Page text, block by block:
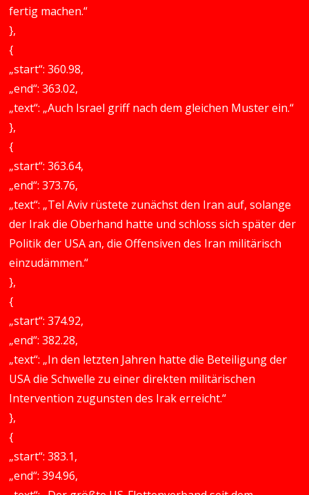
fertig machen.“
},
{
„start“: 360.98,
„end“: 363.02,
„text“: „Auch Israel griff nach dem gleichen Muster ein.“
},
{
„start“: 363.64,
„end“: 373.76,
„text“: „Tel Aviv rüstete zunächst den Iran auf, solange
der Irak die Oberhand hatte und schloss sich später der
Politik der USA an, die Offensiven des Iran militärisch
einzudämmen.“
},
{
„start“: 374.92,
„end“: 382.28,
„text“: „In den letzten Jahren hatte die Beteiligung der
USA die Schwelle zu einer direkten militärischen
Intervention zugunsten des Irak erreicht.“
},
{
„start“: 383.1,
„end“: 394.96,